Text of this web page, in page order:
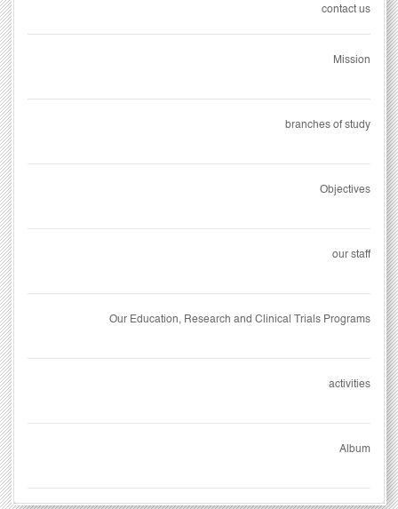
contact us
Mission
branches of study
Objectives
our staff
Our Education, Research and Clinical Trials Programs
activities
Album